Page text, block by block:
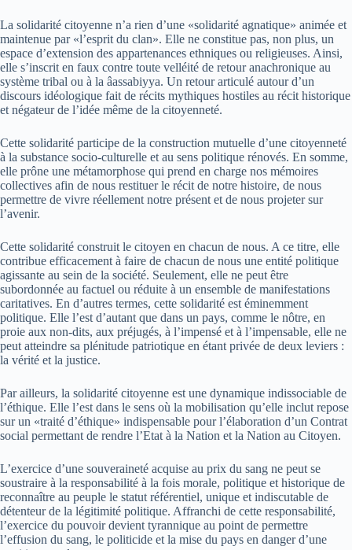
La solidarité citoyenne n’a rien d’une «solidarité agnatique» animée et
maintenue par «l’esprit du clan». Elle ne constitue pas, non plus, un
espace d’extension des appartenances ethniques ou religieuses. Ainsi,
elle s’inscrit en faux contre toute velléité de retour anachronique au
système tribal ou à la âassabiyya. Un retour articulé autour d’un
discours idéologique fait de récits mythiques hostiles au récit historique
et négateur de l’idée même de la citoyenneté.
Cette solidarité participe de la construction mutuelle d’une citoyenneté
à la substance socio-culturelle et au sens politique rénovés. En somme,
elle prône une métamorphose qui prend en charge nos mémoires
collectives afin de nous restituer le récit de notre histoire, de nous
permettre de vivre réellement notre présent et de nous projeter sur
l’avenir.
Cette solidarité construit le citoyen en chacun de nous. A ce titre, elle
contribue efficacement à faire de chacun de nous une entité politique
agissante au sein de la société. Seulement, elle ne peut être
subordonnée au factuel ou réduite à un ensemble de manifestations
caritatives. En d’autres termes, cette solidarité est éminemment
politique. Elle l’est d’autant que dans un pays, comme le nôtre, en
proie aux non-dits, aux préjugés, à l’impensé et à l’impensable, elle ne
peut atteindre sa plénitude patriotique en étant privée de deux leviers :
la vérité et la justice.
Par ailleurs, la solidarité citoyenne est une dynamique indissociable de
l’éthique. Elle l’est dans le sens où la mobilisation qu’elle inclut repose
sur un «traité d’éthique» indispensable pour l’élaboration d’un Contrat
social permettant de rendre l’Etat à la Nation et la Nation au Citoyen.
L’exercice d’une souveraineté acquise au prix du sang ne peut se
soustraire à la responsabilité à la fois morale, politique et historique de
reconnaître au peuple le statut référentiel, unique et indiscutable de
détenteur de la légitimité politique. Affranchi de cette responsabilité,
l’exercice du pouvoir devient tyrannique au point de permettre
l’effusion du sang, le politicide et la mise du pays en danger d’une